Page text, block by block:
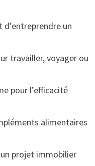
un
travailler, voyager ou
pour l’efficacité
alimentaires
projet immobilier